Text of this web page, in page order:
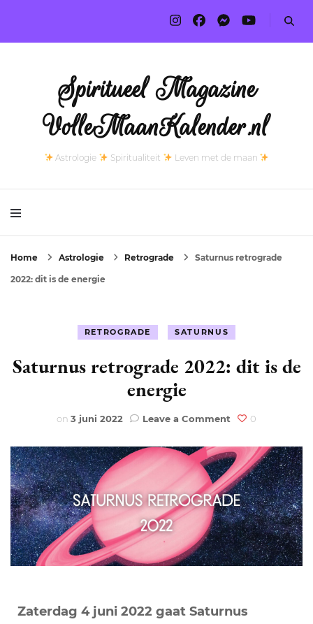
Spiritueel Magazine
VolleMaanKalender.nl
Astrologie Spiritualiteit Leven met de maan
Home Astrologie Retrograde Saturnus retrograde
2022: dit is de energie
RETROGRADE SATURNUS
Saturnus retrograde 2022: dit is de
energie
on 3 juni 2022 Leave a Comment on
retrograde
2022:
dit
is
de
energie
0
Zaterdag 4 juni 2022 gaat Saturnus